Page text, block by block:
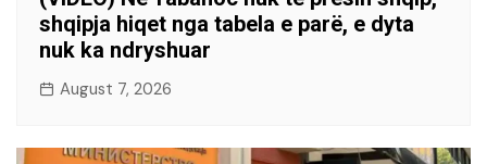
shqipja hiqet nga tabela e parë, e dyta
nuk ka ndryshuar
August 7, 2026